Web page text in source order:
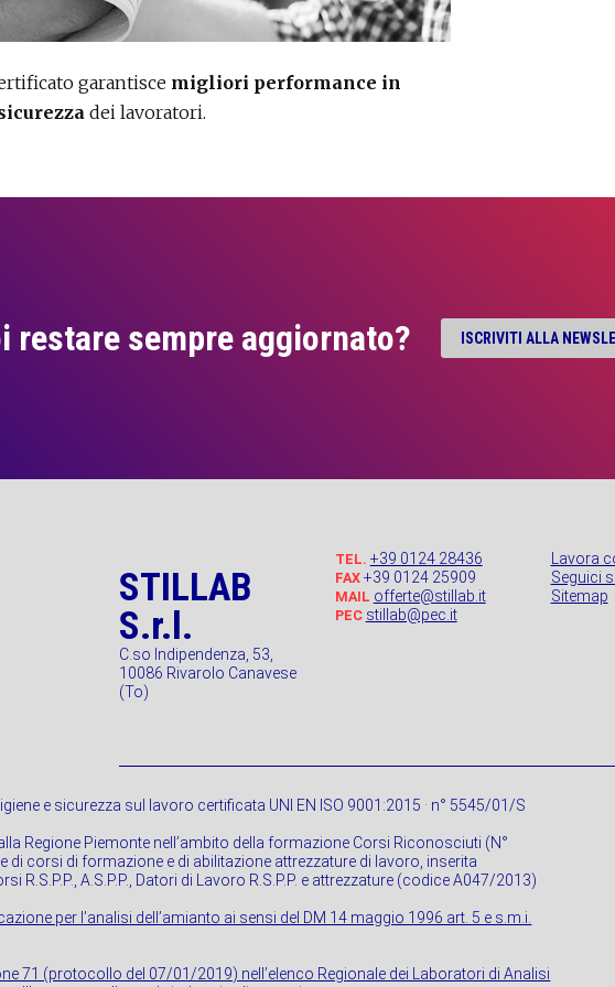
garantisce migliori performance in
dei lavoratori.
restare sempre aggiornato? ISCRIVITI ALLA
STILLAB
S.r.l.
C.so Indipendenza, 53,
10086 Rivarolo Canavese
(To)
TEL. +39 0124 28436
FAX+39 0124 25909
MAIL offerte@stillab.it
PEC stillab@pec.it
Lavora
Seguici
Sitemap
e sicurezza sul lavoro certificata UNI EN ISO 9001:2015 · n° 5545/01/S
Regione Piemonte nell’ambito della formazione Corsi Riconosciuti (N°
di corsi di formazione e di abilitazione attrezzature di lavoro, inserita
R.S.P.P., A.S.P.P., Datori di Lavoro R.S.P.P. e attrezzature (codice A047/2013)
per l’analisi dell’amianto ai sensi del DM 14 maggio 1996 art. 5 e s.m.i.
71 (protocollo del 07/01/2019) nell’elenco Regionale dei Laboratori di Analisi